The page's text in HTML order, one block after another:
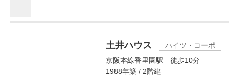
土井ハウス
ハイツ・コーポ
京阪本線香里園駅 徒歩10分
1988年築 / 2階建